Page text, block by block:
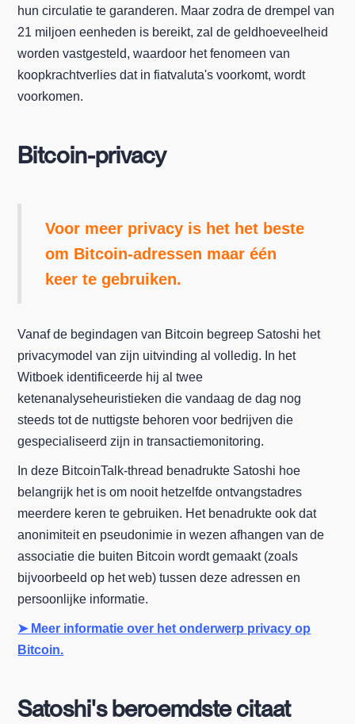
hun circulatie te garanderen. Maar zodra de drempel van
21 miljoen eenheden is bereikt, zal de geldhoeveelheid
worden vastgesteld, waardoor het fenomeen van
koopkrachtverlies dat in fiatvaluta's voorkomt, wordt
voorkomen.
Bitcoin-privacy
Voor meer privacy is het het beste
om Bitcoin-adressen maar één
keer te gebruiken.
Vanaf de begindagen van Bitcoin begreep Satoshi het
privacymodel van zijn uitvinding al volledig. In het
Witboek identificeerde hij al twee
ketenanalyseheuristieken die vandaag de dag nog
steeds tot de nuttigste behoren voor bedrijven die
gespecialiseerd zijn in transactiemonitoring.
In deze BitcoinTalk-thread benadrukte Satoshi hoe
belangrijk het is om nooit hetzelfde ontvangstadres
meerdere keren te gebruiken. Het benadrukte ook dat
anonimiteit en pseudonimie in wezen afhangen van de
associatie die buiten Bitcoin wordt gemaakt (zoals
bijvoorbeeld op het web) tussen deze adressen en
persoonlijke informatie.
➤ Meer informatie over het onderwerp privacy op
Bitcoin.
Satoshi's beroemdste citaat